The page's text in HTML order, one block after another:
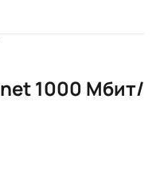
1000 Мбит/